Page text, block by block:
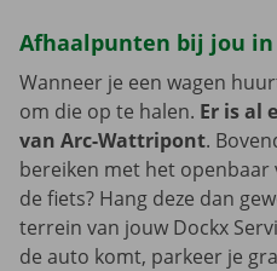
Afhaalpunten bij jou
Wanneer je een wagen
om die op te halen. Er is al
van Arc-Wattripont.
bereiken met het
de fiets? Hang deze dan
terrein van jouw Dockx
de auto komt, parkeer je